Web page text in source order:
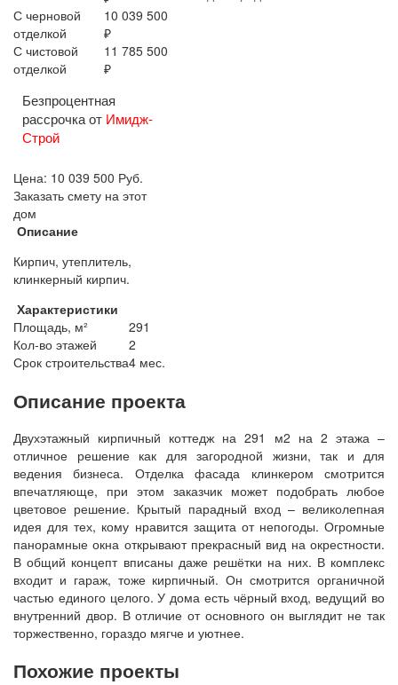
С черновой
отделкой
10 039 500
₽
С чистовой
отделкой
11 785 500
₽
Безпроцентная
рассрочка от Имидж-
Строй
Цена: 10 039 500 Руб.
Заказать смету на этот
дом
Описание
Кирпич, утеплитель,
клинкерный кирпич.
Характеристики
Площадь, м²
291
Кол-во этажей
2
Срок строительства4 мес.
Описание проекта
Двухэтажный кирпичный коттедж на 291 м2 на 2 этажа –
отличное решение как для загородной жизни, так и для
ведения бизнеса. Отделка фасада клинкером смотрится
впечатляюще, при этом заказчик может подобрать любое
цветовое решение. Крытый парадный вход – великолепная
идея для тех, кому нравится защита от непогоды. Огромные
панорамные окна открывают прекрасный вид на окрестности.
В общий концепт вписаны даже решётки на них. В комплекс
входит и гараж, тоже кирпичный. Он смотрится органичной
частью единого целого. У дома есть чёрный вход, ведущий во
внутренний двор. В отличие от основного он выглядит не так
торжественно, гораздо мягче и уютнее.
Похожие проекты